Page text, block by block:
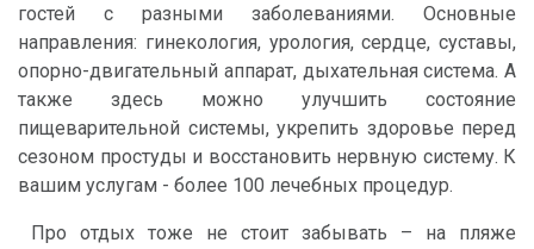
гостей с разными заболеваниями. Основные
направления: гинекология, урология, сердце, суставы,
опорно-двигательный аппарат, дыхательная система. А
также здесь можно улучшить состояние
пищеварительной системы, укрепить здоровье перед
сезоном простуды и восстановить нервную систему. К
вашим услугам - более 100 лечебных процедур.
Про отдых тоже не стоит забывать – на пляже